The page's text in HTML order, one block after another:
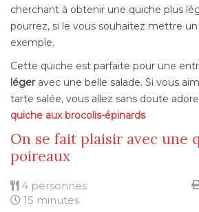
cherchant à obtenir une quiche plus
pourrez, si le vous souhaitez mettre
exemple.
Cette quiche est parfaite pour une
légeravec une belle salade. Si vous
tarte salée, vous allez sans doute
quiche aux brocolis-épinards
On se fait plaisir avec une
poireaux
4 personnes
15 minutes